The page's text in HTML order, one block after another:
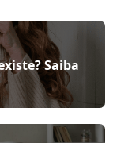
Saiba